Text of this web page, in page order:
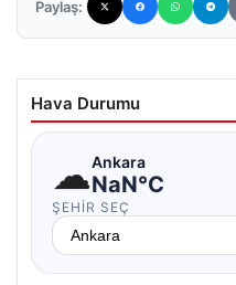
Paylaş:
Hava Durumu
☁Ankara
NaN°C
ŞEHIR SEÇ